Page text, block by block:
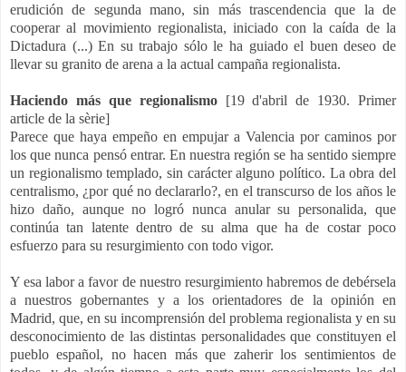
erudición de segunda mano, sin más trascendencia que la de
cooperar al movimiento regionalista, iniciado con la caída de la
Dictadura (...) En su trabajo sólo le ha guiado el buen deseo de
llevar su granito de arena a la actual campaña regionalista.
Haciendo más que regionalismo[19 d'abril de 1930. Primer
article de la sèrie]
Parece que haya empeño en empujar a Valencia por caminos por
los que nunca pensó entrar. En nuestra región se ha sentido siempre
un regionalismo templado, sin carácter alguno político. La obra del
centralismo, ¿por qué no declararlo?, en el transcurso de los años le
hizo daño, aunque no logró nunca anular su personalida, que
continúa tan latente dentro de su alma que ha de costar poco
esfuerzo para su resurgimiento con todo vigor.
Y esa labor a favor de nuestro resurgimiento habremos de debérsela
a nuestros gobernantes y a los orientadores de la opinión en
Madrid, que, en su incomprensión del problema regionalista y en su
desconocimiento de las distintas personalidades que constituyen el
pueblo español, no hacen más que zaherir los sentimientos de